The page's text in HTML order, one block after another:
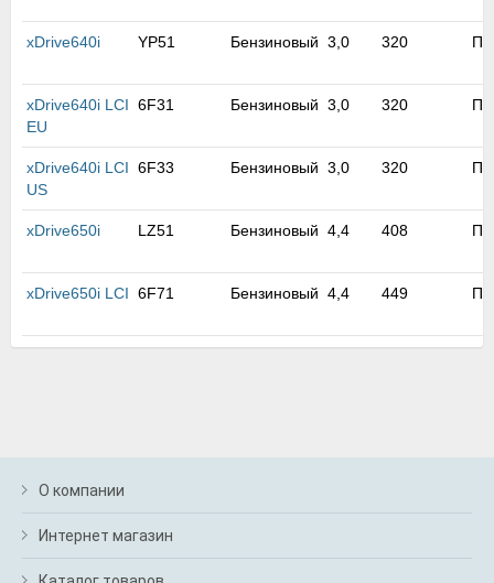
xDrive640i YP51 Бензиновый 3,0 320
xDrive640i LCI
EU
6F31 Бензиновый 3,0 320
xDrive640i LCI
US
6F33 Бензиновый 3,0 320
xDrive650i LZ51 Бензиновый 4,4 408
xDrive650i LCI 6F71 Бензиновый 4,4 449
О компании
Интернет магазин